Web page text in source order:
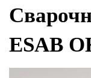
ESAB